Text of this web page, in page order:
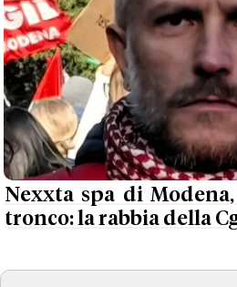
Nexxta spa di
tronco: la rabbia della